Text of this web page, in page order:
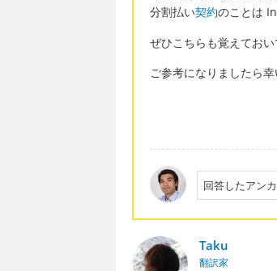
分割払い契約のことは
ぜひこちらも覚えておい
ご参考になりましたら幸
回答したアン
Taku
翻訳家